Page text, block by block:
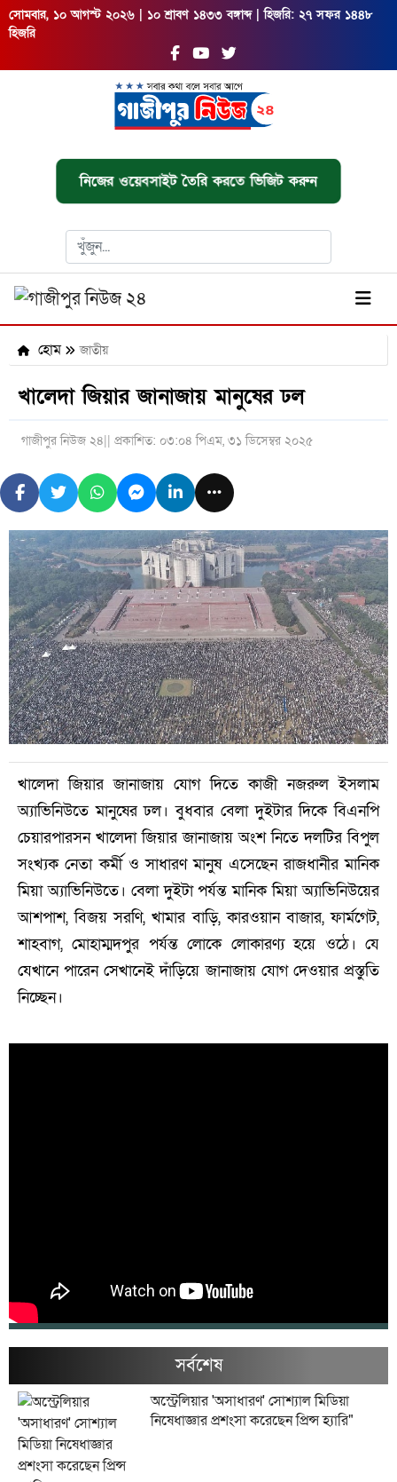
সোমবার, ১০ আগস্ট ২০২৬ | ১০ শ্রাবণ ১৪৩৩ বঙ্গাব্দ | হিজরি: ২৭ সফর ১৪৪৮
হিজরি
নিজের ওয়েবসাইট তৈরি করতে ভিজিট করুন
হোম জাতীয়
খালেদা জিয়ার জানাজায় মানুষের ঢল
গাজীপুর নিউজ ২৪ || প্রকাশিত: ০৩:০৪ পিএম, ৩১ ডিসেম্বর ২০২৫
খালেদা জিয়ার জানাজায় যোগ দিতে কাজী নজরুল ইসলাম
অ্যাভিনিউতে মানুষের ঢল। বুধবার বেলা দুইটার দিকে বিএনপি
চেয়ারপারসন খালেদা জিয়ার জানাজায় অংশ নিতে দলটির বিপুল
সংখ্যক নেতা কর্মী ও সাধারণ মানুষ এসেছেন রাজধানীর মানিক
মিয়া অ্যাভিনিউতে। বেলা দুইটা পর্যন্ত মানিক মিয়া অ্যাভিনিউয়ের
আশপাশ, বিজয় সরণি, খামার বাড়ি, কারওয়ান বাজার, ফার্মগেট,
শাহবাগ, মোহাম্মদপুর পর্যন্ত লোকে লোকারণ্য হয়ে ওঠে। যে
যেখানে পারেন সেখানেই দাঁড়িয়ে জানাজায় যোগ দেওয়ার প্রস্তুতি
নিচ্ছেন।
সর্বশেষ
অস্ট্রেলিয়ার 'অসাধারণ' সোশ্যাল মিডিয়া
নিষেধাজ্ঞার প্রশংসা করেছেন প্রিন্স হ্যারি"